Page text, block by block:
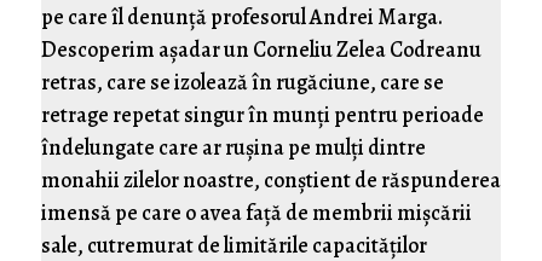
pe care îl denunţă profesorul Andrei Marga.
Descoperim aşadar un Corneliu Zelea Codreanu
retras, care se izolează în rugăciune, care se
retrage repetat singur în munţi pentru perioade
îndelungate care ar ruşina pe mulţi dintre
monahii zilelor noastre, conştient de răspunderea
imensă pe care o avea faţă de membrii mişcării
sale, cutremurat de limitările capacităţilor